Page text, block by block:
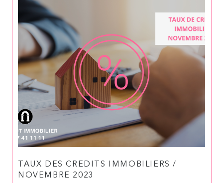
TAUX DES CREDITS IMMOBILIERS /
NOVEMBRE 2023